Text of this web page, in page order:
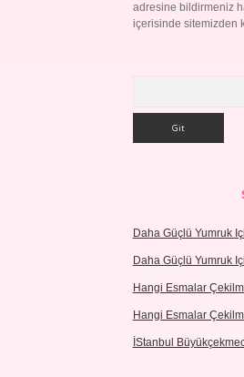
adresine bildirmeniz
içerisinde sitemizden
Daha Güçlü Yumruk
Daha Güçlü Yumruk
Hangi Esmalar
Hangi Esmalar
İStanbul